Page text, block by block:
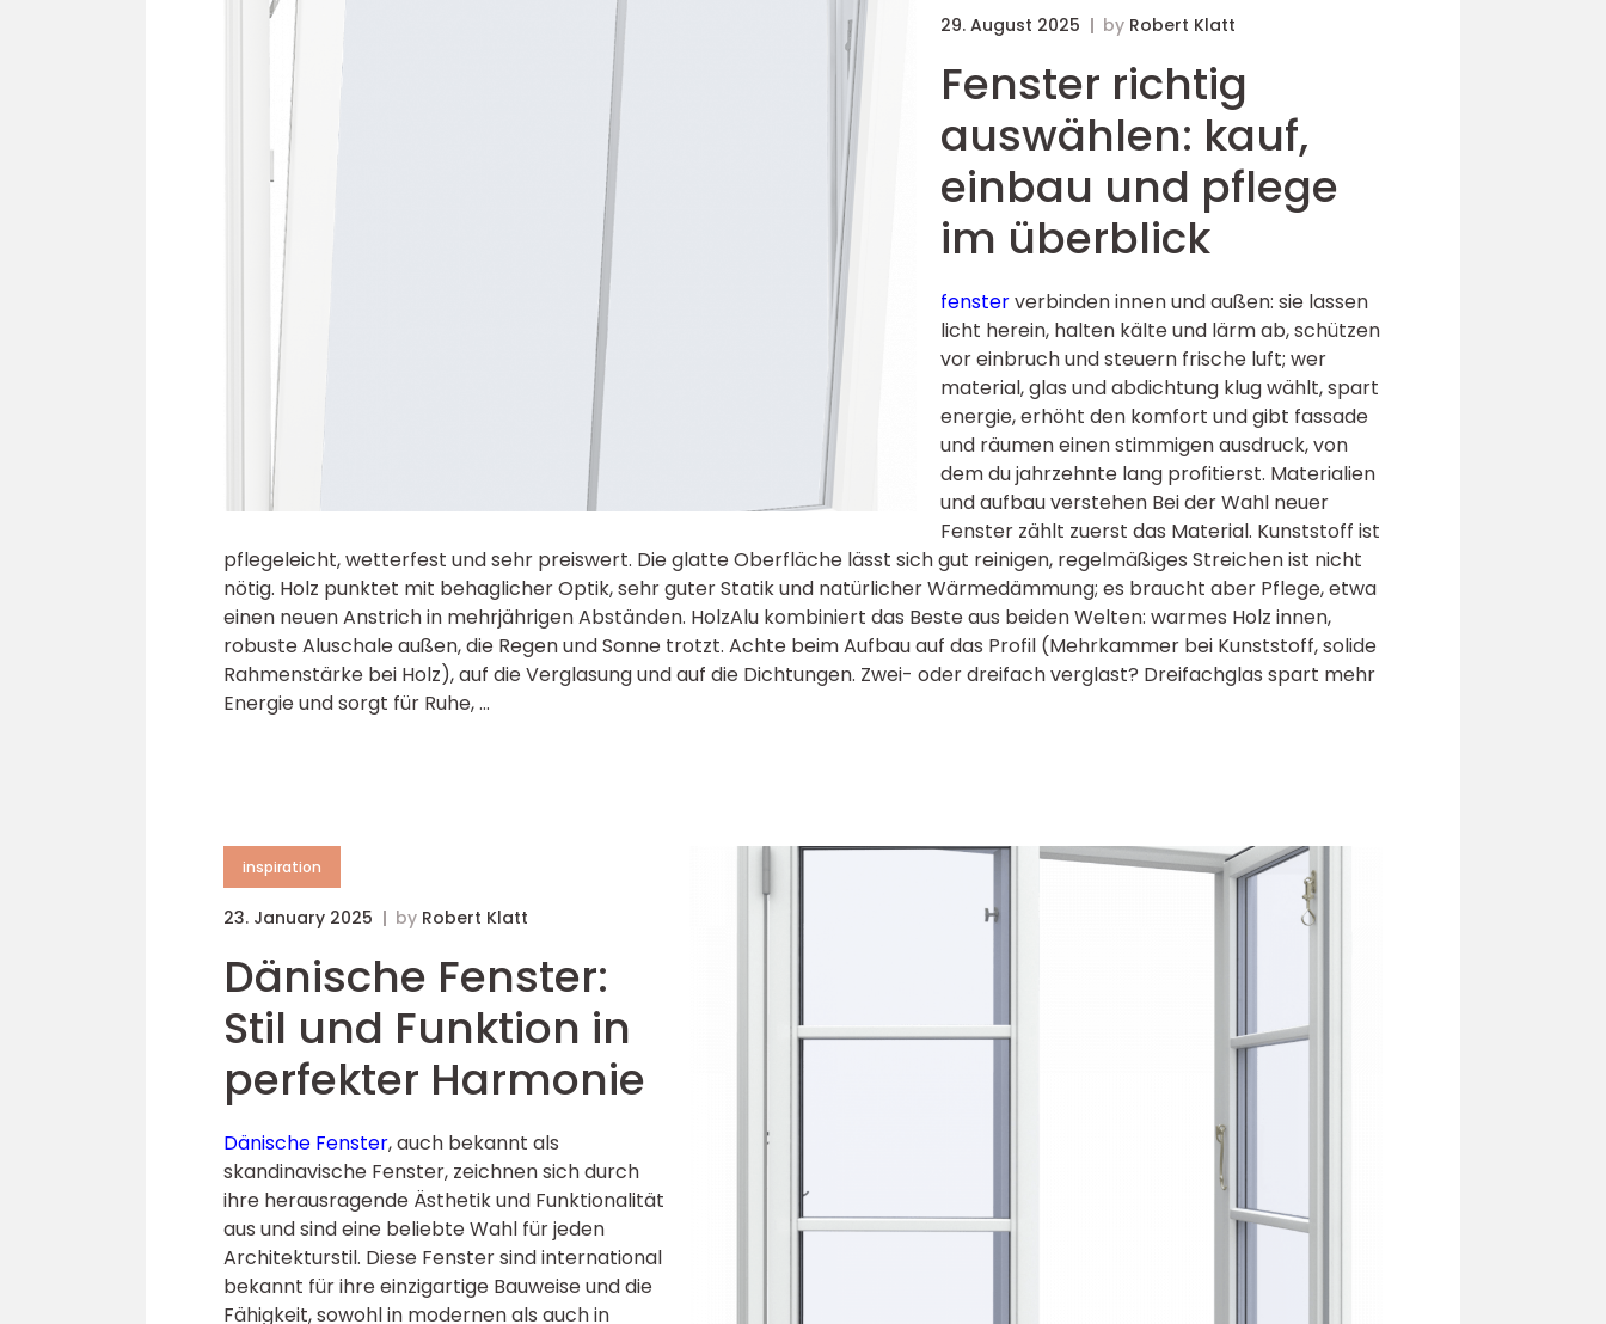
29. August 2025 by Robert Klatt
Fenster richtig
auswählen: kauf,
einbau und pflege
im überblick
fensterverbinden innen und außen: sie lassen
licht herein, halten kälte und lärm ab, schützen
vor einbruch und steuern frische luft; wer
material, glas und abdichtung klug wählt, spart
energie, erhöht den komfort und gibt fassade
und räumen einen stimmigen ausdruck, von
dem du jahrzehnte lang profitierst. Materialien
und aufbau verstehen Bei der Wahl neuer
Fenster zählt zuerst das Material. Kunststoff ist
pflegeleicht, wetterfest und sehr preiswert. Die glatte Oberfläche lässt sich gut reinigen, regelmäßiges Streichen ist nicht
nötig. Holz punktet mit behaglicher Optik, sehr guter Statik und natürlicher Wärmedämmung; es braucht aber Pflege, etwa
einen neuen Anstrich in mehrjährigen Abständen. HolzAlu kombiniert das Beste aus beiden Welten: warmes Holz innen,
robuste Aluschale außen, die Regen und Sonne trotzt. Achte beim Aufbau auf das Profil (Mehrkammer bei Kunststoff, solide
Rahmenstärke bei Holz), auf die Verglasung und auf die Dichtungen. Zwei- oder dreifach verglast? Dreifachglas spart mehr
Energie und sorgt für Ruhe, ...
inspiration
23. January 2025 by Robert Klatt
Dänische Fenster:
Stil und Funktion in
perfekter Harmonie
Dänische Fenster, auch bekannt als
skandinavische Fenster, zeichnen sich durch
ihre herausragende Ästhetik und Funktionalität
aus und sind eine beliebte Wahl für jeden
Architekturstil. Diese Fenster sind international
bekannt für ihre einzigartige Bauweise und die
Fähigkeit, sowohl in modernen als auch in